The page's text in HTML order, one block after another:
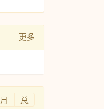
更多
月 总